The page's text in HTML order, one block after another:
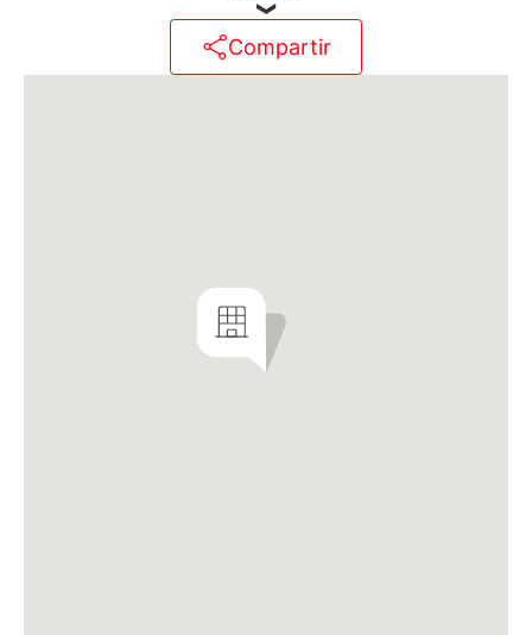
del Libertador y a la Autopista Panamericana, cerca
del río. La zona se destaca por la gran cantidad de
espacios verdes, comercios de cercanía y una vida
departamentos modernos, abiertos y luminosos.
Sobre Avenida Maipú, se desarrolla una torre de PB y
15 pisos con unidades de 2, 3 y penthouses de 3 y 4
Compartir